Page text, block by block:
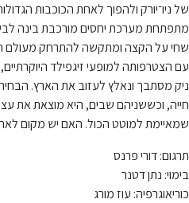
של ניו־יורק ולהפוך לאחת הכוכבות
מתפתחת מערכת יחסים מורכבת בינה
שחי על הקצה ומתקשה להתרחק מעולם
עם הצטרפותה למופעי זיגפילד
ניק מסתבך ונאלץ לעזוב את הארץ.
חייה, וכששניהם שבים, היא מוצאת את
שמאיימת למוטט הכול. האם יש מקום
תרגום: דורי פרנס
בימוי: נתן דטנר
כוריאוגרפיה: עוז מורג